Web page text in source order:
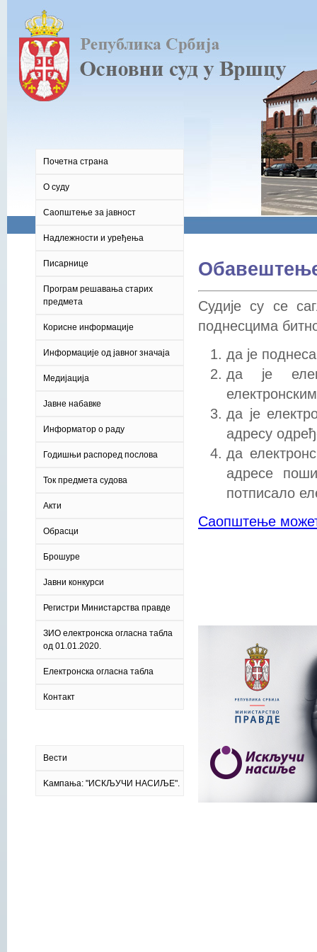
Почетна страна
О суду
Саопштење за јавност
Надлежности и уређења
Писарнице
Програм решавања старих
предмета
Корисне информације
Информације од јавног значаја
Медијација
Јавне набавке
Информатор о раду
Годишњи распоред послова
Ток предмета судова
Акти
Обрасци
Брошуре
Јавни конкурси
Регистри Министарства правде
ЗИО електронска огласна табла
од 01.01.2020.
Електронска огласна табла
Контакт
Вести
Kампања: "ИСКЉУЧИ НАСИЉЕ".
Судије су се
поднесцима
да је
да је
да је
адресу
да
адресе
потписало
Саопштење